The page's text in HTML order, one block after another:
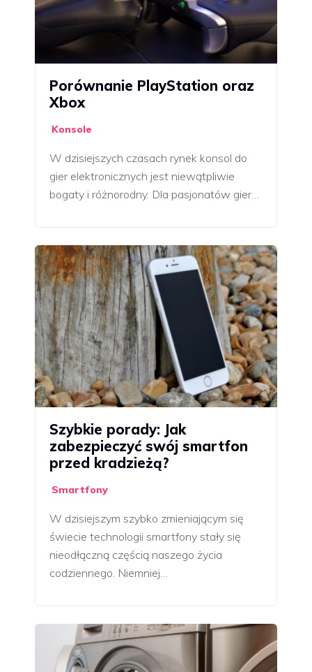
Porównanie PlayStation oraz
Xbox
Konsole
W dzisiejszych czasach rynek konsol do
gier elektronicznych jest niewątpliwie
bogaty i różnorodny. Dla pasjonatów gier…
Szybkie porady: Jak
zabezpieczyć swój smartfon
przed kradzieżą?
Smartfony
W dzisiejszym szybko zmieniającym się
świecie technologii smartfony stały się
nieodłączną częścią naszego życia
codziennego. Niemniej…